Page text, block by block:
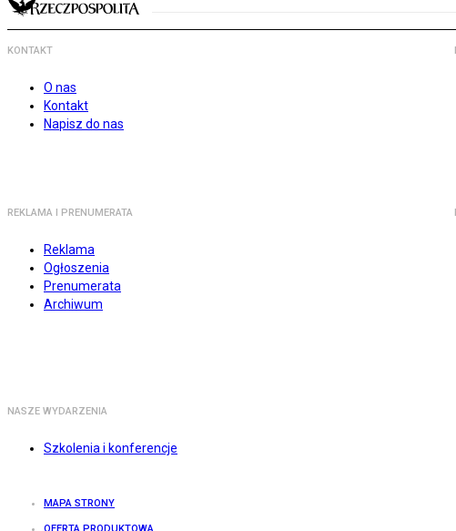
KONTAKT
O nas
Kontakt
Napisz do nas
REKLAMA I PRENUMERATA
Reklama
Ogłoszenia
Prenumerata
Archiwum
NASZE WYDARZENIA
Szkolenia i konferencje
MAPA STRONY